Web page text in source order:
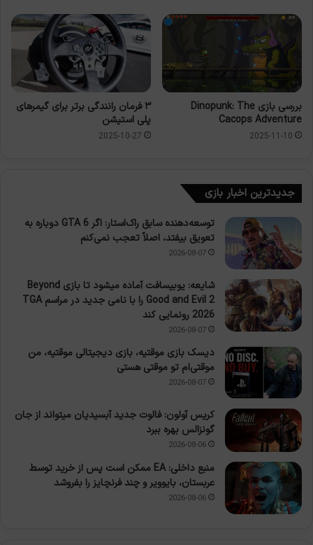
بررسی بازی Dinopunk: The
Cacops Adventure
2025-11-10
۳ فرمان رانندگی برتر برای گیمرهای
پلی استیشن
2025-10-27
جدیدترین اخبار بازی
توسعه‌دهنده سابق راک‌استار: اگر GTA 6 دوباره به
تعویق بیفتد، اصلاً تعجب نمی‌کنم
2026-08-07
شایعه: یوبیسافت آماده میشود تا بازی Beyond
Good and Evil 2 را با نامی جدید در مراسم TGA
2026 رونمایی کند
2026-08-07
دیسک بازی موقتیه، بازی دیجیتالی موقتیه، من
موقتی‌ام تو موقتی هستی
2026-08-07
کریس آولون: فالوت جدید آبسیدیان میتواند از جان
گونزالس بهره ببرد
2026-08-06
منبع داخلی: EA ممکن است پس از خرید توسط
عربستان، بایوویر و چند فرنچایز را بفروشد
2026-08-06